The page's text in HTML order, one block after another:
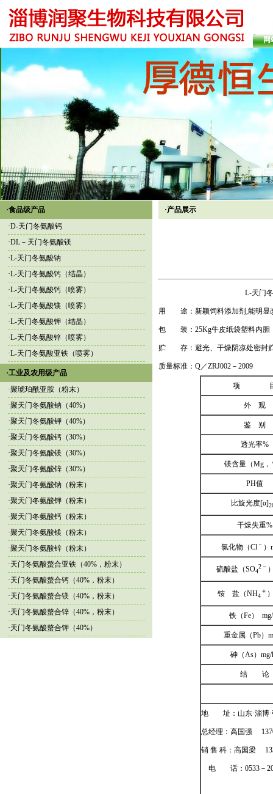
网
·食品级产品
·D-天门冬氨酸钙
·DL－天门冬氨酸镁
·L-天门冬氨酸钠
·L-天门冬氨酸钙（结晶）
·L-天门冬氨酸钙（喷雾）
·L-天门冬氨酸镁（喷雾）
·L-天门冬氨酸钾（结晶）
·L-天门冬氨酸锌（喷雾）
·L-天门冬氨酸亚铁（喷雾）
·工业及农用级产品
·聚琥珀酰亚胺（粉末）
·聚天门冬氨酸钠（40%）
·聚天门冬氨酸钾（40%）
·聚天门冬氨酸钙（30%）
·聚天门冬氨酸镁（30%）
·聚天门冬氨酸锌（30%）
·聚天门冬氨酸钠（粉末）
·聚天门冬氨酸钾（粉末）
·聚天门冬氨酸钙（粉末）
·聚天门冬氨酸镁（粉末）
·聚天门冬氨酸锌（粉末）
·天门冬氨酸螯合亚铁（40%，粉末）
·天门冬氨酸螯合钙（40%，粉末）
·天门冬氨酸螯合镁（40%，粉末）
·天门冬氨酸螯合锌（40%，粉末）
·天门冬氨酸螯合钾（40%）
·产品展示
L-天门
用 途：新颖饲料添加剂,能明显
包 装：25Kg牛皮纸袋塑料内胆
贮 存：避光、干燥阴凉处密封
质量标准：Q／ZRJ002－2009
项
外 观
鉴 别
透光率%
镁含量（Mg，
PH值
比旋光度[α]
干燥失重%
氯化物（Cl－ ）
硫酸盐（SO4
2 －
铵 盐（NH4
＋
铁（Fe）
重金属（Pb）
砷（As）mg/
结 论
地 址：山东·淄博
总经理：高国强
销 售 科： 高国梁
电 话：0533－